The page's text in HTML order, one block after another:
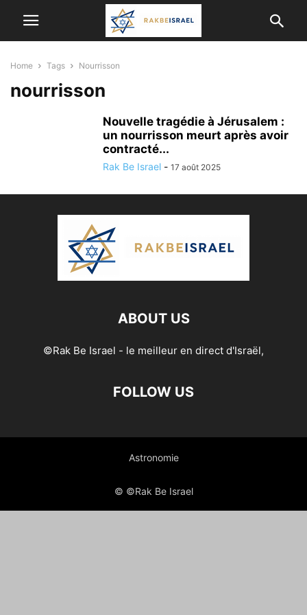
Home Tags Nourrisson
nourrisson
Nouvelle tragédie à Jérusalem :
un nourrisson meurt après avoir
contracté...
Rak Be Israel - 17 août 2025
ABOUT US
©Rak Be Israel - le meilleur en direct d'Israël,
FOLLOW US
Astronomie
© ©Rak Be Israel